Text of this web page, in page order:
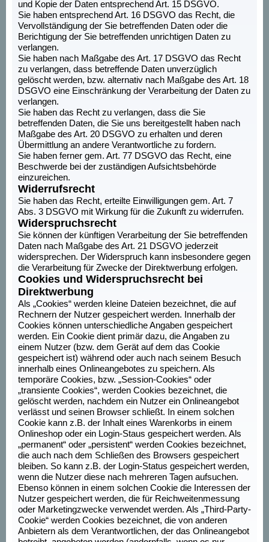
und Kopie der Daten entsprechend Art. 15 DSGVO.
Sie haben entsprechend Art. 16 DSGVO das Recht, die
Vervollständigung der Sie betreffenden Daten oder die
Berichtigung der Sie betreffenden unrichtigen Daten zu
verlangen.
Sie haben nach Maßgabe des Art. 17 DSGVO das Recht
zu verlangen, dass betreffende Daten unverzüglich
gelöscht werden, bzw. alternativ nach Maßgabe des Art. 18
DSGVO eine Einschränkung der Verarbeitung der Daten zu
verlangen.
Sie haben das Recht zu verlangen, dass die Sie
betreffenden Daten, die Sie uns bereitgestellt haben nach
Maßgabe des Art. 20 DSGVO zu erhalten und deren
Übermittlung an andere Verantwortliche zu fordern.
Sie haben ferner gem. Art. 77 DSGVO das Recht, eine
Beschwerde bei der zuständigen Aufsichtsbehörde
einzureichen.
Widerrufsrecht
Sie haben das Recht, erteilte Einwilligungen gem. Art. 7
Abs. 3 DSGVO mit Wirkung für die Zukunft zu widerrufen.
Widerspruchsrecht
Sie können der künftigen Verarbeitung der Sie betreffenden
Daten nach Maßgabe des Art. 21 DSGVO jederzeit
widersprechen. Der Widerspruch kann insbesondere gegen
die Verarbeitung für Zwecke der Direktwerbung erfolgen.
Cookies und Widerspruchsrecht bei
Direktwerbung
Als „Cookies“ werden kleine Dateien bezeichnet, die auf
Rechnern der Nutzer gespeichert werden. Innerhalb der
Cookies können unterschiedliche Angaben gespeichert
werden. Ein Cookie dient primär dazu, die Angaben zu
einem Nutzer (bzw. dem Gerät auf dem das Cookie
gespeichert ist) während oder auch nach seinem Besuch
innerhalb eines Onlineangebotes zu speichern. Als
temporäre Cookies, bzw. „Session-Cookies“ oder
„transiente Cookies“, werden Cookies bezeichnet, die
gelöscht werden, nachdem ein Nutzer ein Onlineangebot
verlässt und seinen Browser schließt. In einem solchen
Cookie kann z.B. der Inhalt eines Warenkorbs in einem
Onlineshop oder ein Login-Staus gespeichert werden. Als
„permanent“ oder „persistent“ werden Cookies bezeichnet,
die auch nach dem Schließen des Browsers gespeichert
bleiben. So kann z.B. der Login-Status gespeichert werden,
wenn die Nutzer diese nach mehreren Tagen aufsuchen.
Ebenso können in einem solchen Cookie die Interessen der
Nutzer gespeichert werden, die für Reichweitenmessung
oder Marketingzwecke verwendet werden. Als „Third-Party-
Cookie“ werden Cookies bezeichnet, die von anderen
Anbietern als dem Verantwortlichen, der das Onlineangebot